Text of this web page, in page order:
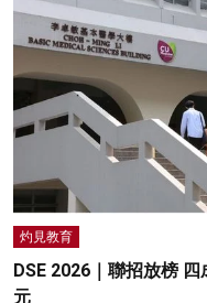
灼見教育
DSE 2026｜聯招放榜
元